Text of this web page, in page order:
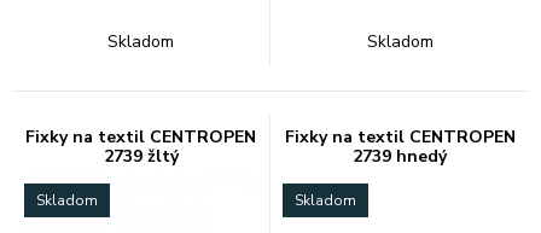
Skladom Skladom
Fixky na textil CENTROPEN
2739 žltý
Skladom
Fixky na textil CENTROPEN
2739 hnedý
Skladom